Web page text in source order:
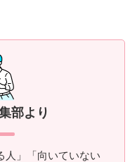
部より
人」「向いていない